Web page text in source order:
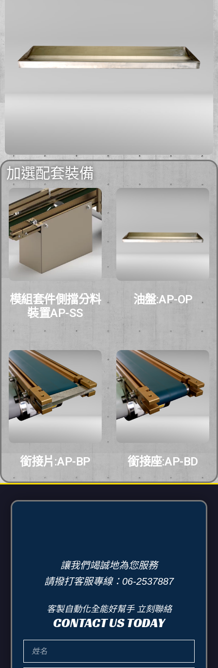
加選配套裝備
模組套件側擋分料
裝置AP-SS
油盤:AP-OP
銜接片:AP-BP 銜接座:AP-BD
讓我們竭誠地為您服務
請撥打客服專線：06-2537887
客製自動化全能好幫手 立刻聯絡
CONTACT US TODAY